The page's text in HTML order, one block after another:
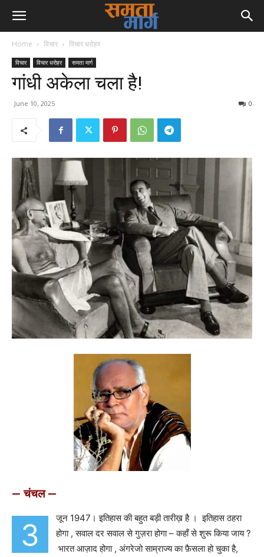
Home विचार विचार धरोहर
विचार विचार धरोहर समता मार्ग
गांधी अकेला चला है!
June 10, 2025 0
— चंचल —
3
जून 1947। इतिहास की बहुत बड़ी तारीख़ है । इतिहास ठहरा
होगा , सवाल दर सवाल से गुज़रा होगा – कहाँ से शुरू किया जाय ?
भारत आज़ाद होगा , अंगरेजो साम्राज्य का फ़ैसला हो चुका है,